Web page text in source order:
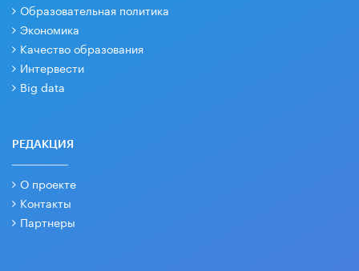
Образовательная политика
Экономика
Качество образования
Интервести
Big data
РЕДАКЦИЯ
О проекте
Контакты
Партнеры